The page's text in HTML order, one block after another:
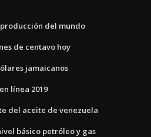
del mundo
de centavo hoy
jamaicanos
línea 2019
del aceite de venezuela
básico petróleo y gas